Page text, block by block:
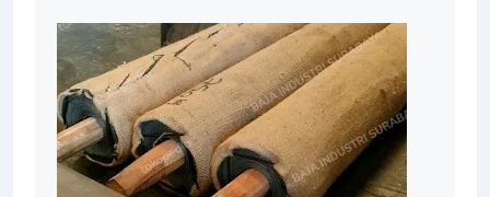
Supplier